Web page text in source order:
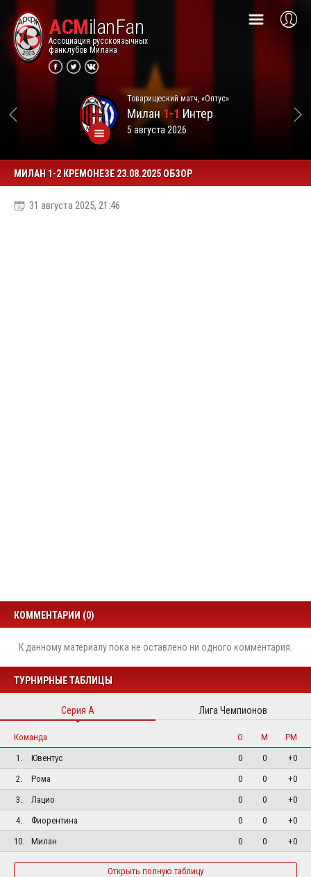
ACMilanFan
Ассоциация русскоязычных
фанклубов Милана
Товарищеский матч, «Оптус»
Милан1-1 Интер
5 августа 2026
МИЛАН 1-2 КРЕМОНЕЗЕ 23.08.2025 ОБЗОР
31 августа 2025, 21:46
КОММЕНТАРИИ (0)
К данному материалу пока не оставлено ни одного комментария.
ТУРНИРНЫЕ ТАБЛИЦЫ
Серия А Лига Чемпионов
Команда О М
РМ
1.
Ювентус 0 0
+0
2.
Рома 0 0
+0
3.
Лацио 0 0
+0
4.
Фиорентина 0 0
+0
10.
Милан 0 0 +0
Открыть полную таблицу